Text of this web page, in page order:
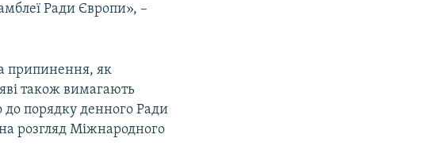
Ради Європи», –
припинення, як
також вимагають
порядку денного Ради
розгляд Міжнародного